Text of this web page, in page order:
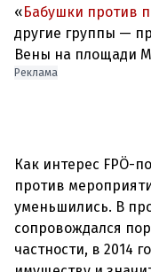
«Бабушки против
другие группы —
Вены на площади
Реклама
Как интерес FPÖ-
против
уменьшились. В
сопровождался
частности, в 2014